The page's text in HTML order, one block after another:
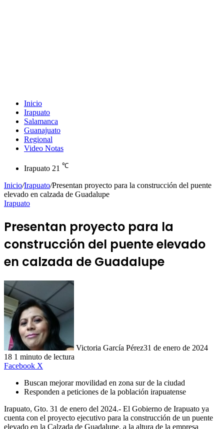
Inicio
Irapuato
Salamanca
Guanajuato
Regional
Video Notas
Irapuato 21 ℃
Inicio/Irapuato/Presentan proyecto para la construcción del puente
elevado en calzada de Guadalupe
Irapuato
Presentan proyecto para la
construcción del puente elevado
en calzada de Guadalupe
Victoria García Pérez31 de enero de 2024
18 1 minuto de lectura
Facebook X
Buscan mejorar movilidad en zona sur de la ciudad
Responden a peticiones de la población irapuatense
Irapuato, Gto. 31 de enero del 2024.- El Gobierno de Irapuato ya
cuenta con el proyecto ejecutivo para la construcción de un puente
elevado en la Calzada de Guadalupe, a la altura de la empresa